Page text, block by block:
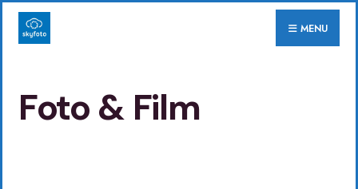
Skip
MENU
Foto & Film
for: